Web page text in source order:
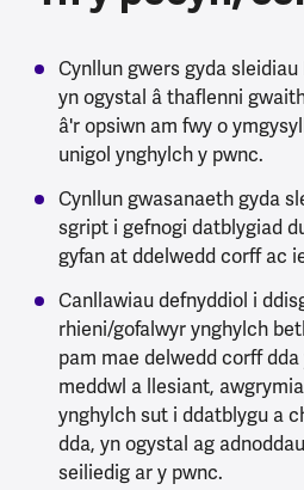
Cynllun gwers gyda
yn ogystal â thaflenni
â'r opsiwn am fwy o
unigol ynghylch y pwnc.
Cynllun gwasanaeth gyda
sgript i gefnogi datblygiad
gyfan at ddelwedd corff ac
Canllawiau defnyddiol i
rhieni/gofalwyr ynghylch
pam mae delwedd corff
meddwl a llesiant,
ynghylch sut i ddatblygu a
dda, yn ogystal ag
seiliedig ar y pwnc.